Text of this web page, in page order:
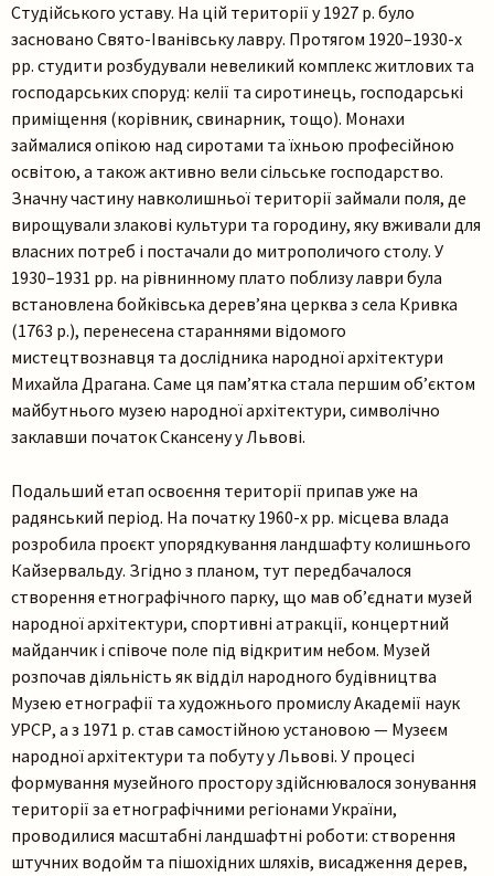
Пошук на сайті
Шукати
Студійського уставу. На цій території у 1927 р. було
засновано Свято-Іванівську лавру. Протягом 1920–1930-х
рр. студити розбудували невеликий комплекс житлових та
господарських споруд: келії та сиротинець, господарські
приміщення (корівник, свинарник, тощо). Монахи
займалися опікою над сиротами та їхньою професійною
освітою, а також активно вели сільське господарство.
Значну частину навколишньої території займали поля, де
вирощували злакові культури та городину, яку вживали для
власних потреб і постачали до митрополичого столу. У
1930–1931 рр. на рівнинному плато поблизу лаври була
встановлена бойківська дерев’яна церква з села Кривка
(1763 р.), перенесена стараннями відомого
мистецтвознавця та дослідника народної архітектури
Михайла Драгана. Саме ця пам’ятка стала першим об’єктом
майбутнього музею народної архітектури, символічно
заклавши початок Скансену у Львові.
Подальший етап освоєння території припав уже на
радянський період. На початку 1960-х рр. місцева влада
розробила проєкт упорядкування ландшафту колишнього
Кайзервальду. Згідно з планом, тут передбачалося
створення етнографічного парку, що мав об’єднати музей
народної архітектури, спортивні атракції, концертний
майданчик і співоче поле під відкритим небом. Музей
розпочав діяльність як відділ народного будівництва
Музею етнографії та художнього промислу Академії наук
УРСР, а з 1971 р. став самостійною установою — Музеєм
народної архітектури та побуту у Львові. У процесі
формування музейного простору здійснювалося зонування
території за етнографічними регіонами України,
проводилися масштабні ландшафтні роботи: створення
штучних водойм та пішохідних шляхів, висадження дерев,